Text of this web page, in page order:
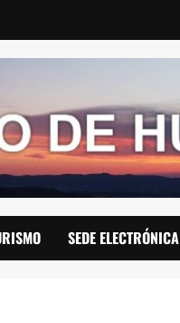
SEDE ELECTRÓNICA